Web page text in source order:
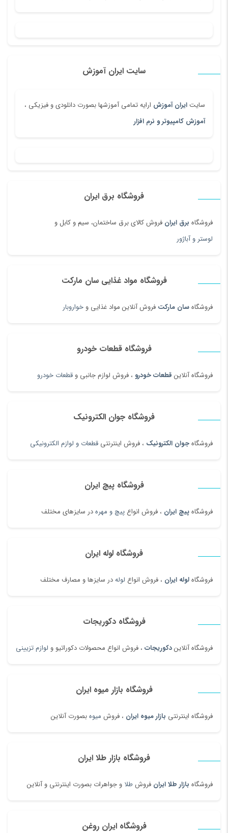
سایت ایران آموزش
سایت ایران آموزش ارایه تمامی آموزشها بصورت دانلودی و فیزیکی ،
آموزش کامپیوتر و نرم افزار
فروشگاه برق ایران
فروشگاه برق ایران فروش کالای برق ساختمان، سیم و کابل و
لوستر و آباژور
فروشگاه مواد غذایی سان مارکت
فروشگاهسان مارکت فروش آنلاین مواد غذایی و خواروبار
فروشگاه قطعات خودرو
فروشگاه آنلاین قطعات خودرو ، فروش لوازم جانبی و قطعات خودرو
فروشگاه جوان الکترونیک
فروشگاهجوان الکترونیک ، فروش اینترنتی قطعات و لوازم الکترونیکی
فروشگاه پیچ ایران
فروشگاهپیچ ایران ، فروش انواع پیچ و مهرهدر سایزهای مختلف
فروشگاه لوله ایران
فروشگاهلوله ایران ، فروش انواع لولهدر سایزها و مصارف مختلف
فروشگاه دکوریجات
فروشگاه آنلایندکوریجات ، فروش انواع محصولات دکوراتیو و لوازم تزیینی
فروشگاه بازار میوه ایران
فروشگاه اینترنتی بازار میوه ایران ، فروش میوهبصورت آنلاین
فروشگاه بازار طلا ایران
فروشگاه بازار طلا ایران فروشطلا و جواهرات بصورت اینترنتی و آنلاین
فروشگاه ایران روغن